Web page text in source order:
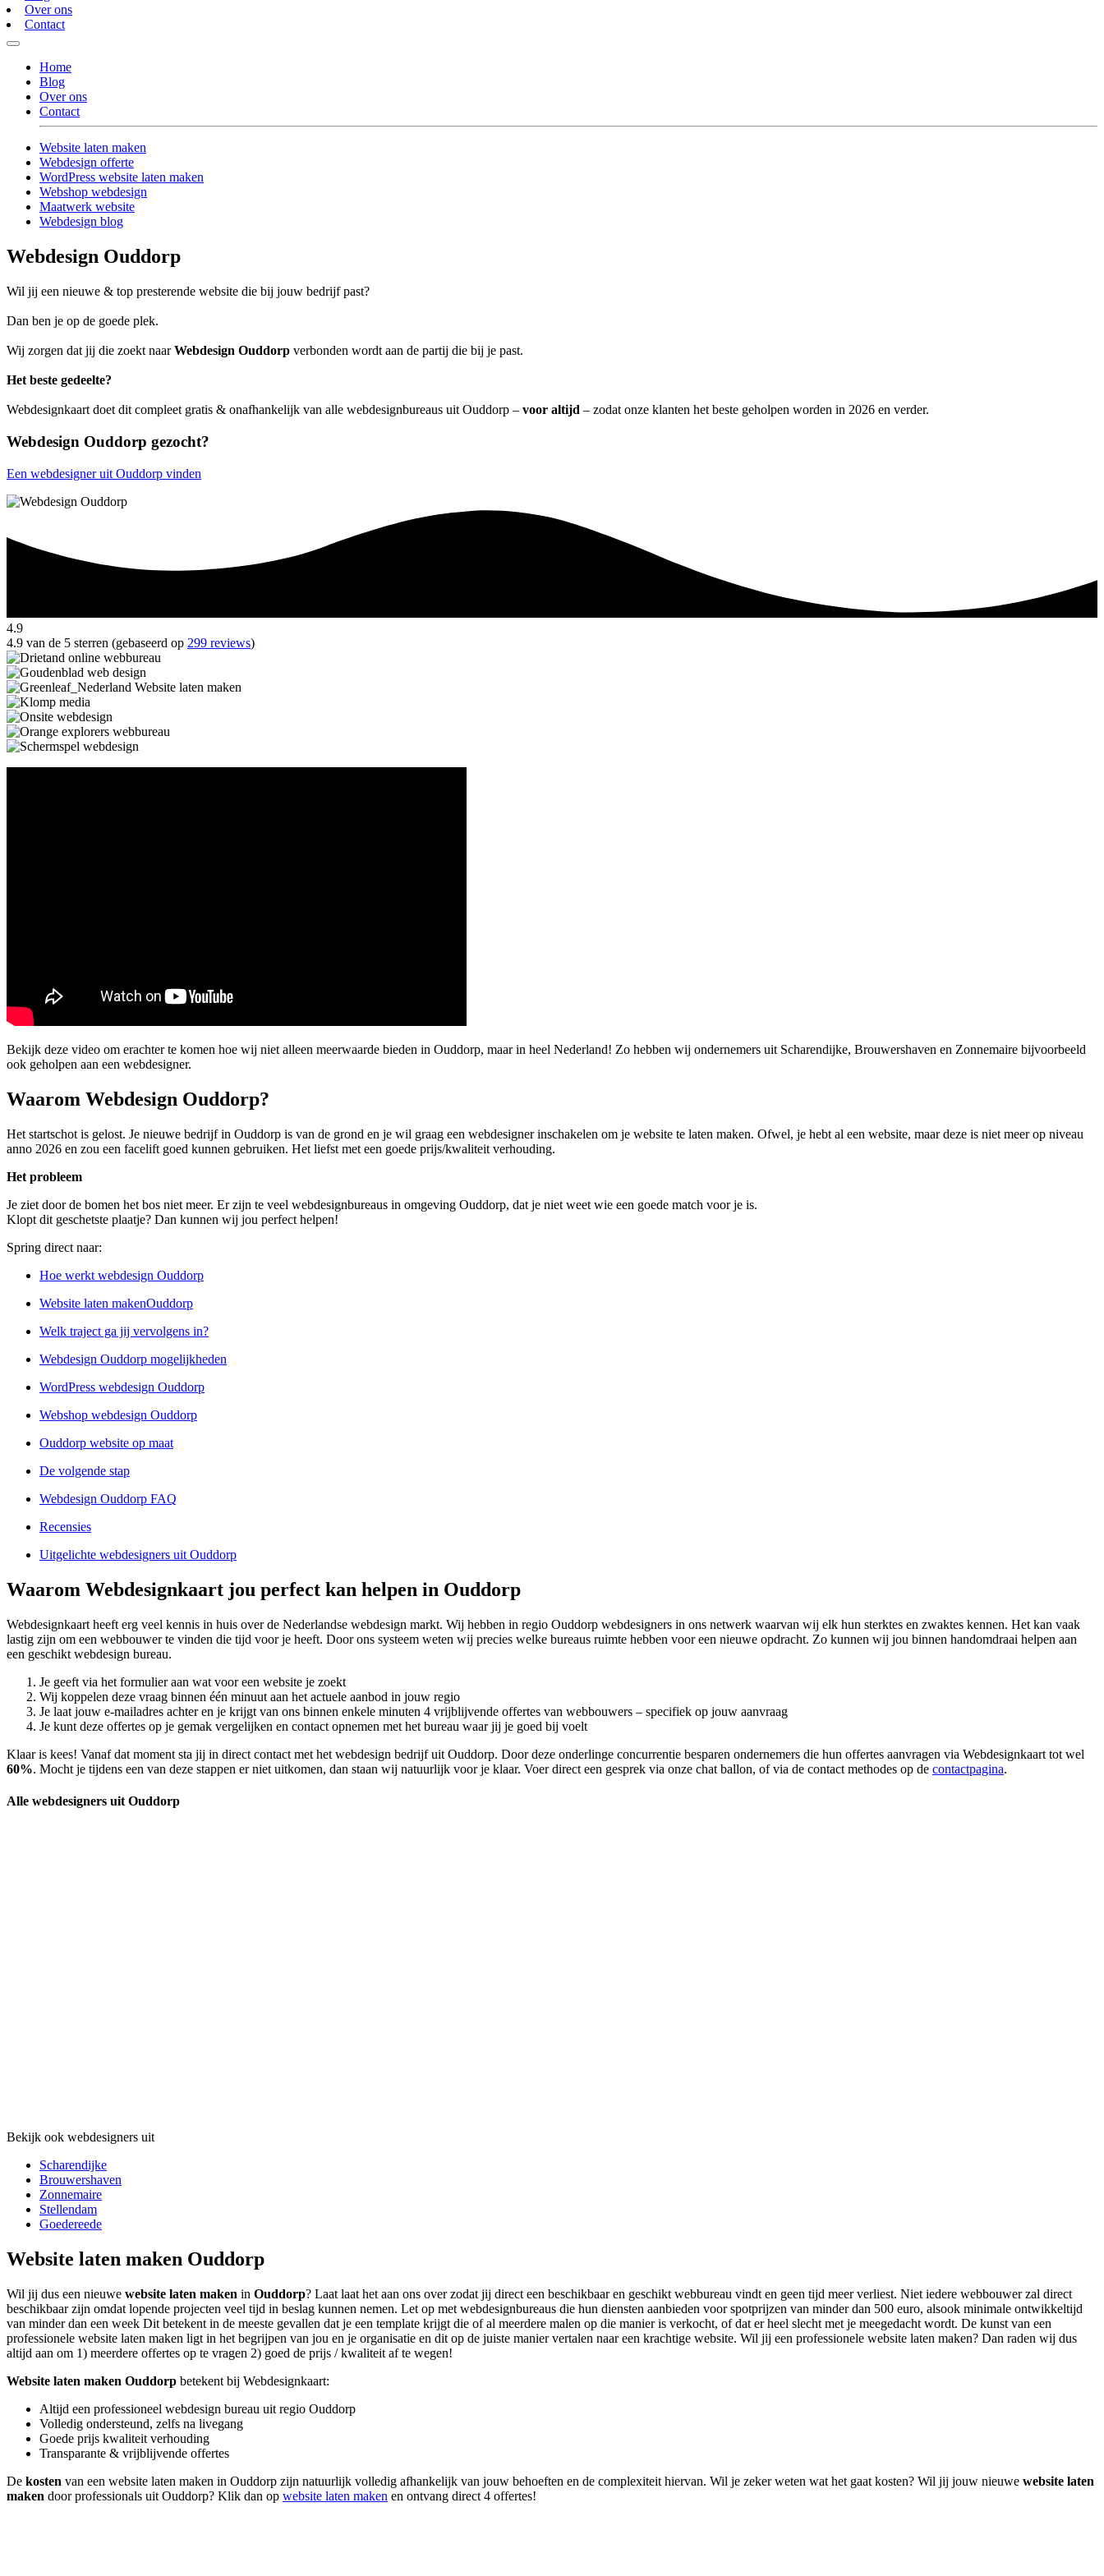
Over ons
Contact
Home
Blog
Over ons
Contact
Website laten maken
Webdesign offerte
WordPress website laten maken
Webshop webdesign
Maatwerk website
Webdesign blog
Webdesign Ouddorp
Wil jij een nieuwe & top presterende website die bij jouw bedrijf past?
Dan ben je op de goede plek.
Wij zorgen dat jij die zoekt naarWebdesign Ouddorp verbonden wordt aan de partij die bij je past.
Het beste gedeelte?
Webdesignkaart doet dit compleet gratis & onafhankelijk van alle webdesignbureaus uit Ouddorp – voor altijd – zodat onze klanten het beste geholpen worden in 2026 en verder.
Webdesign Ouddorp gezocht?
Een webdesigner uit Ouddorp vinden
4.9
4.9 van de 5 sterren (gebaseerd op 299 reviews)
Bekijk deze video om erachter te komen hoe wij niet alleen meerwaarde bieden in Ouddorp, maar in heel Nederland! Zo hebben wij ondernemers uit Scharendijke, Brouwershaven en Zonnemaire bijvoorbeeld
ook geholpen aan een webdesigner.
Waarom Webdesign Ouddorp?
Het startschot is gelost. Je nieuwe bedrijf in Ouddorp is van de grond en je wil graag een webdesigner inschakelen om je website te laten maken. Ofwel, je hebt al een website, maar deze is niet meer op niveau
anno 2026 en zou een facelift goed kunnen gebruiken. Het liefst met een goede prijs/kwaliteit verhouding.
Het probleem
Je ziet door de bomen het bos niet meer. Er zijn te veel webdesignbureaus in omgeving Ouddorp, dat je niet weet wie een goede match voor je is.
Klopt dit geschetste plaatje? Dan kunnen wij jou perfect helpen!
Spring direct naar:
Hoe werkt webdesign Ouddorp
Website laten makenOuddorp
Welk traject ga jij vervolgens in?
Webdesign Ouddorp mogelijkheden
WordPress webdesign Ouddorp
Webshop webdesign Ouddorp
Ouddorp website op maat
De volgende stap
Webdesign Ouddorp FAQ
Recensies
Uitgelichte webdesigners uit Ouddorp
Waarom Webdesignkaart jou perfect kan helpen in Ouddorp
Webdesignkaart heeft erg veel kennis in huis over de Nederlandse webdesign markt. Wij hebben in regio Ouddorp webdesigners in ons netwerk waarvan wij elk hun sterktes en zwaktes kennen. Het kan vaak
lastig zijn om een webbouwer te vinden die tijd voor je heeft. Door ons systeem weten wij precies welke bureaus ruimte hebben voor een nieuwe opdracht. Zo kunnen wij jou binnen handomdraai helpen aan
een geschikt webdesign bureau.
Je geeft via het formulier aan wat voor een website je zoekt
Wij koppelen deze vraag binnen één minuut aan het actuele aanbod in jouw regio
Je laat jouw e-mailadres achter en je krijgt van ons binnen enkele minuten 4 vrijblijvende offertes van webbouwers – specifiek op jouw aanvraag
Je kunt deze offertes op je gemak vergelijken en contact opnemen met het bureau waar jij je goed bij voelt
Klaar is kees! Vanaf dat moment sta jij in direct contact met het webdesign bedrijf uit Ouddorp. Door deze onderlinge concurrentie besparen ondernemers die hun offertes aanvragen via Webdesignkaart tot wel
60%. Mocht je tijdens een van deze stappen er niet uitkomen, dan staan wij natuurlijk voor je klaar. Voer direct een gesprek via onze chat ballon, of via de contact methodes op de contactpagina.
Alle webdesigners uit Ouddorp
Bekijk ook webdesigners uit
Scharendijke
Brouwershaven
Zonnemaire
Stellendam
Goedereede
Website laten maken Ouddorp
Wil jij dus een nieuwe website laten maken in Ouddorp? Laat laat het aan ons over zodat jij direct een beschikbaar en geschikt webbureau vindt en geen tijd meer verliest. Niet iedere webbouwer zal direct
beschikbaar zijn omdat lopende projecten veel tijd in beslag kunnen nemen. Let op met webdesignbureaus die hun diensten aanbieden voor spotprijzen van minder dan 500 euro, alsook minimale ontwikkeltijd
van minder dan een week Dit betekent in de meeste gevallen dat je een template krijgt die of al meerdere malen op die manier is verkocht, of dat er heel slecht met je meegedacht wordt. De kunst van een
professionele website laten maken ligt in het begrijpen van jou en je organisatie en dit op de juiste manier vertalen naar een krachtige website. Wil jij een professionele website laten maken? Dan raden wij dus
altijd aan om 1) meerdere offertes op te vragen 2) goed de prijs / kwaliteit af te wegen!
Website laten maken Ouddorp betekent bij Webdesignkaart:
Altijd een professioneel webdesign bureau uit regio Ouddorp
Volledig ondersteund, zelfs na livegang
Goede prijs kwaliteit verhouding
Transparante & vrijblijvende offertes
De kosten van een website laten maken in Ouddorp zijn natuurlijk volledig afhankelijk van jouw behoeften en de complexiteit hiervan. Wil je zeker weten wat het gaat kosten? Wil jij jouw nieuwe website laten
maken door professionals uit Ouddorp? Klik dan op website laten maken en ontvang direct 4 offertes!